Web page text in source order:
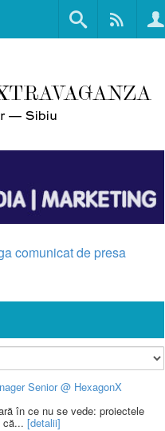
comunicat de presa
Senior @ HexagonX
în ce nu se vede: proiectele
că... [detalii]